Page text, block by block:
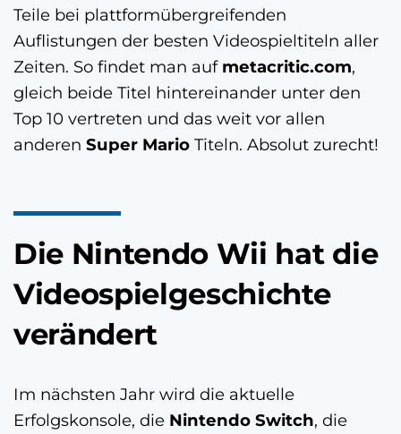
Teile bei plattformübergreifenden
Auflistungen der besten Videospieltiteln aller
Zeiten. So findet man auf metacritic.com,
gleich beide Titel hintereinander unter den
Top 10 vertreten und das weit vor allen
anderen Super Mario Titeln. Absolut zurecht!
Die Nintendo Wii hat die
Videospielgeschichte
verändert
Im nächsten Jahr wird die aktuelle
Erfolgskonsole, die Nintendo Switch, die